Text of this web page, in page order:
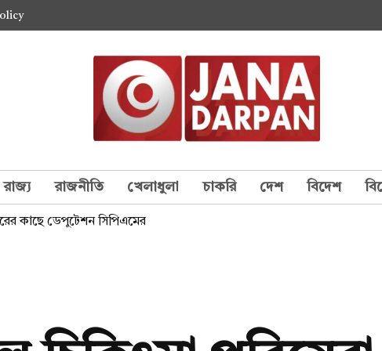
রাজ্য রাজনীতি খেলাধুলা চাকরি দেশ বিদেশ
কাছে ডেপুটেশন সিপিএমের